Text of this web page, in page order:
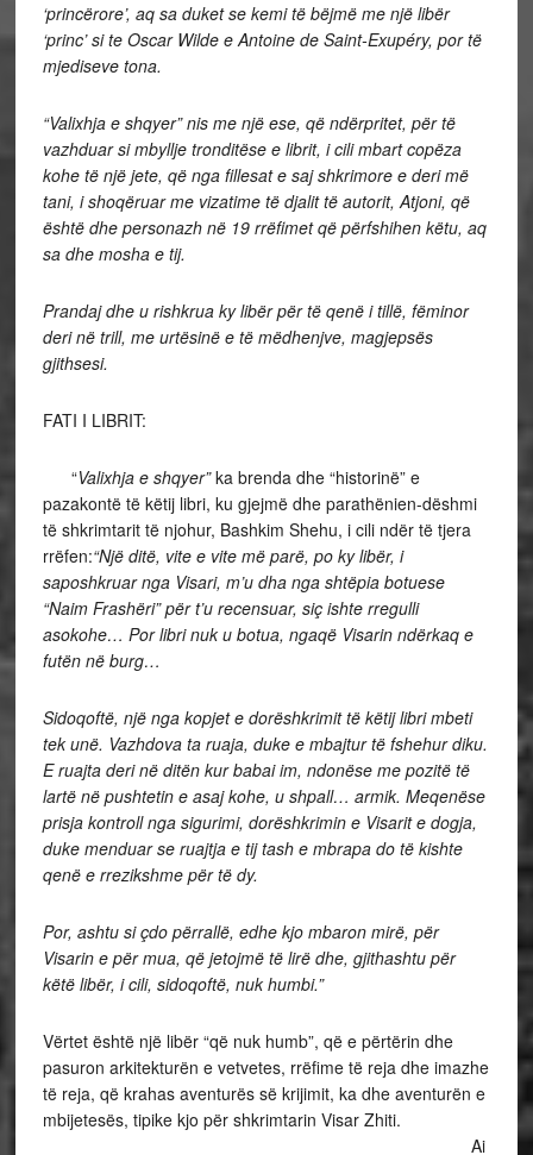
‘princërore’, aq sa duket se kemi të bëjmë me një libër
‘princ’ si te Oscar Wilde e Antoine de Saint-Exupéry, por të
mjediseve tona.
“Valixhja e shqyer” nis me një ese, që ndërpritet, për të
vazhduar si mbyllje tronditëse e librit, i cili mbart copëza
kohe të një jete, që nga fillesat e saj shkrimore e deri më
tani, i shoqëruar me vizatime të djalit të autorit, Atjoni, që
është dhe personazh në 19 rrëfimet që përfshihen këtu, aq
sa dhe mosha e tij.
Prandaj dhe u rishkrua ky libër për të qenë i tillë, fëminor
deri në trill, me urtësinë e të mëdhenjve, magjepsës
gjithsesi.
FATI I LIBRIT:
“Valixhja e shqyer”ka brenda dhe “historinë” e
pazakontë të këtij libri, ku gjejmë dhe parathënien-dëshmi
të shkrimtarit të njohur, Bashkim Shehu, i cili ndër të tjera
rrëfen:“Një ditë, vite e vite më parë, po ky libër, i
saposhkruar nga Visari, m’u dha nga shtëpia botuese
“Naim Frashëri” për t’u recensuar, siç ishte rregulli
asokohe… Por libri nuk u botua, ngaqë Visarin ndërkaq e
futën në burg…
Sidoqoftë, një nga kopjet e dorëshkrimit të këtij libri mbeti
tek unë. Vazhdova ta ruaja, duke e mbajtur të fshehur diku.
E ruajta deri në ditën kur babai im, ndonëse me pozitë të
lartë në pushtetin e asaj kohe, u shpall… armik. Meqenëse
prisja kontroll nga sigurimi, dorëshkrimin e Visarit e dogja,
duke menduar se ruajtja e tij tash e mbrapa do të kishte
qenë e rrezikshme për të dy.
Por, ashtu si çdo përrallë, edhe kjo mbaron mirë, për
Visarin e për mua, që jetojmë të lirë dhe, gjithashtu për
këtë libër, i cili, sidoqoftë, nuk humbi.”
Vërtet është një libër “që nuk humb”, që e përtërin dhe
pasuron arkitekturën e vetvetes, rrëfime të reja dhe imazhe
të reja, që krahas aventurës së krijimit, ka dhe aventurën e
mbijetesës, tipike kjo për shkrimtarin Visar Zhiti.
Ai